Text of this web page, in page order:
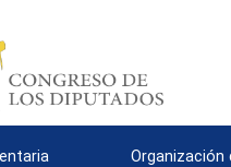
Organización